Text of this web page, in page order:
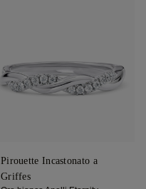
Pirouette Incastonato a
Griffes